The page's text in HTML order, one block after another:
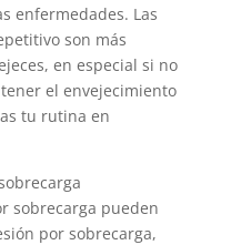
enfermedades. Las
son más
en especial si no
el envejecimiento
tu rutina en
sobrecarga pueden
por sobrecarga,